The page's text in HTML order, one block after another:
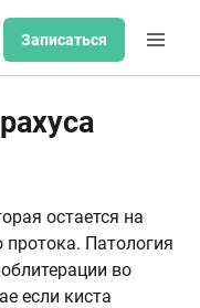
Записаться
остается на
Патология
во
если киста